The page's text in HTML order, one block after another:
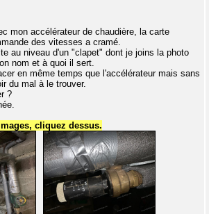
mon accélérateur de chaudière, la carte
des vitesses a cramé.
au niveau d'un "clapet" dont je joins la photo
nom et à quoi il sert.
en même temps que l'accélérateur mais sans
du mal à le trouver.
?
cliquez dessus.